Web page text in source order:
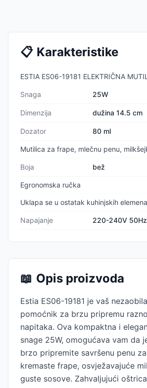
📋 Karakteristike
ESTIA ES06-19181 ELEKTRIČNA
Snaga 25W
Dimenzija dužina 14.5 cm
Dozator 80 ml
Mutilica za frape, mlečnu penu,
Boja bež
Egronomska ručka
Uklapa se u ostatak kuhinjskih
Napajanje 220-240V 50Hz
📖 Opis proizvoda
Estia ES06-19181 je vaš
pomoćnik za brzu pripremu
napitaka. Ova kompaktna i
snage 25W, omogućava vam da
brzo pripremite savršenu penu
kremaste frape, osvježavajuće
guste sosove. Zahvaljujući